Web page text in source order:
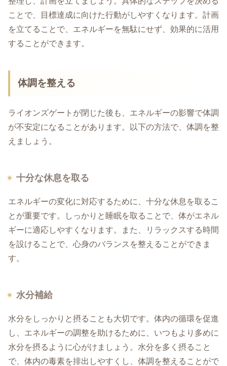
ことで、目標達成に向けた行動がしやすくなります。計画
を立てることで、エネルギーを無駄にせず、効果的に活用
することができます。
体調を整える
ライオンズゲートが閉じた後も、エネルギーの影響で体調
が不安定になることがあります。以下の方法で、体調を整
えましょう。
十分な休息を取る
エネルギーの変化に対応するために、十分な休息を取るこ
とが重要です。しっかりと睡眠を取ることで、体がエネル
ギーに適応しやすくなります。また、リラックスする時間
を設けることで、心身のバランスを整えることができま
す。
水分補給
水分をしっかりと摂ることも大切です。体内の循環を促進
し、エネルギーの調整を助けるために、いつもより多めに
水分を摂るように心がけましょう。水分を多く摂ること
で、体内の毒素を排出しやすくし、体調を整えることがで